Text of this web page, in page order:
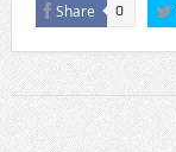
Share 0